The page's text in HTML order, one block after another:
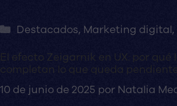
Categorías
Destacados, Marketing digital,
El efecto Zeigarnik en UX: por qué
completan lo que queda
10 de junio de 2025 por Natalia